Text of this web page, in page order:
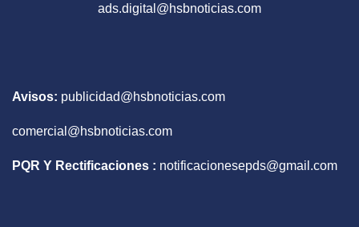
ads.digital@hsbnoticias.com
Avisos: publicidad@hsbnoticias.com
comercial@hsbnoticias.com
PQR Y Rectificaciones : notificacionesepds@gmail.com